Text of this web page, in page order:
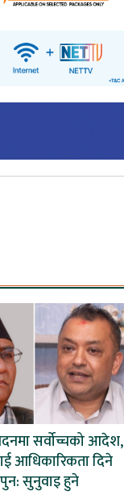
सर्वोच्चको आदेश,
आधिकारिकता दिने
सुनुवाइ हुने